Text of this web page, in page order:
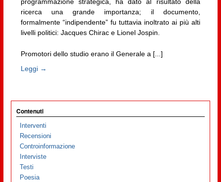
ricerca una grande importanza; il documento,
formalmente “indipendente” fu tuttavia inoltrato ai più alti
livelli politici: Jacques Chirac e Lionel Jospin.
Promotori dello studio erano il Generale a [...]
Leggi →
Contenuti
Interventi
Recensioni
Controinformazione
Interviste
Testi
Poesia